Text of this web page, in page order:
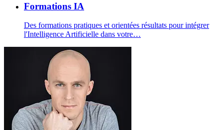
Formations IA
Des formations pratiques et orientées résultats pour intégrer
l'Intelligence Artificielle dans votre…